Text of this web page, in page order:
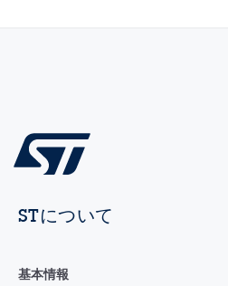
STについて
基本情報